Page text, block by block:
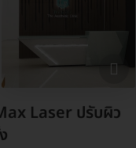
Laser ปรับผิว